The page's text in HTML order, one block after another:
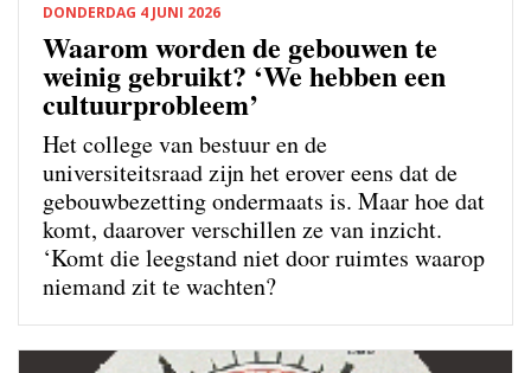
DONDERDAG 4 JUNI 2026
Waarom worden de gebouwen te
weinig gebruikt? ‘We hebben een
cultuurprobleem’
Het college van bestuur en de
universiteitsraad zijn het erover eens dat de
gebouwbezetting ondermaats is. Maar hoe dat
komt, daarover verschillen ze van inzicht.
‘Komt die leegstand niet door ruimtes waarop
niemand zit te wachten?